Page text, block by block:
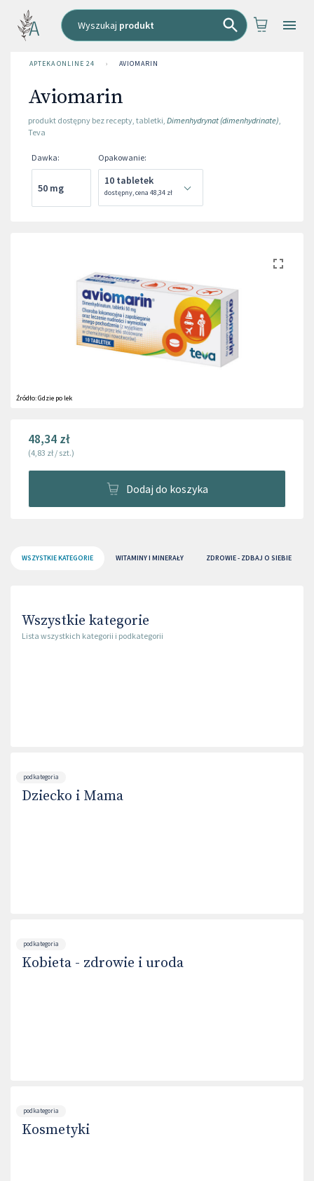
Wyszukaj produkt
APTEKA ONLINE 24 › AVIOMARIN
Aviomarin
produkt dostępny bez recepty, tabletki, Dimenhydrynat (dimenhydrinate),
Teva
Dawka:
50 mg
Opakowanie:
10 tabletek
dostępny,cena 48,34 zł
Źródło:Gdzie po lek
48,34 zł
(4,83 zł / szt.)
Dodaj do koszyka
WSZYSTKIE KATEGORIE WITAMINY I MINERAŁY ZDROWIE - ZDBAJ O SIEBIE
Wszystkie kategorie
Lista wszystkich kategorii i podkategorii
podkategoria
Dziecko i Mama
podkategoria
Kobieta - zdrowie i uroda
podkategoria
Kosmetyki